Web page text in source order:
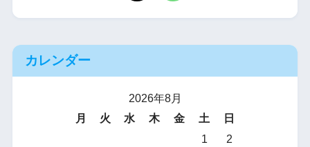
カレンダー
2026年8月
月
火 水 木 金 土
日
1
2